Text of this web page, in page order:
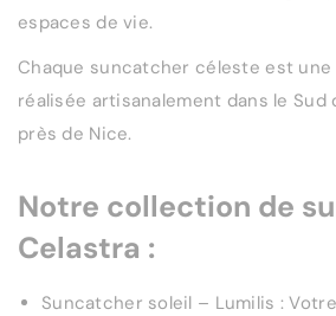
espaces de vie.
Chaque suncatcher céleste est
réalisée artisanalement dans le Sud
près de Nice.
Notre collection de
Celastra :
Suncatcher soleil – Lumilis :